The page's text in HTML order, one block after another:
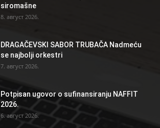
siromašne
8. август 2026.
DRAGAČEVSKI SABOR TRUBAČA Nadmeću
se najbolji orkestri
7. август 2026.
Potpisan ugovor o sufinansiranju NAFFIT
2026.
6. август 2026.